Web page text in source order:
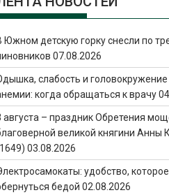
Южном детскую горку снесли по
07.08.2026
слабость и головокружение
когда обращаться к врачу
августа – праздник Обретения
великой княгини Анны
03.08.2026
удобство,
бедой 02.08.2026